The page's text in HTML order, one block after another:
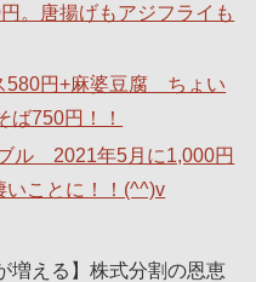
。唐揚げもアジフライも
580円+麻婆豆腐 ちょい
ば750円！！
ル 2021年5月に1,000円
いことに！！(^^)v
増える】株式分割の恩恵